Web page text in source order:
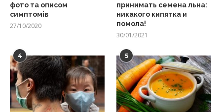
фото та описом
симптомів
27/10/2020
принимать семена льна:
никакого кипятка и
помола!
30/01/2021
4 5